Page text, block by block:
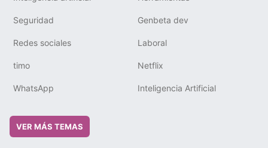
Seguridad Genbeta dev
Redes sociales Laboral
timo Netflix
WhatsApp Inteligencia Artificial
VER MÁS TEMAS